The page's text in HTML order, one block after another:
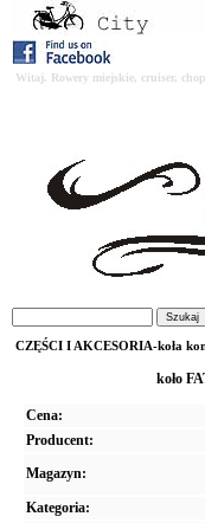
Witaj. Rowery miejskie, cruiser,
CZĘŚCI I AKCESORIA-koła
koło
Cena:
Producent:
Magazyn:
Kategoria: